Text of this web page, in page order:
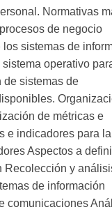
Normativas
de negocio
sistemas de
operativo
de sistemas de
de métricas e
e indicadores para la
Aspectos a
Recolección y
de información
comunicaciones